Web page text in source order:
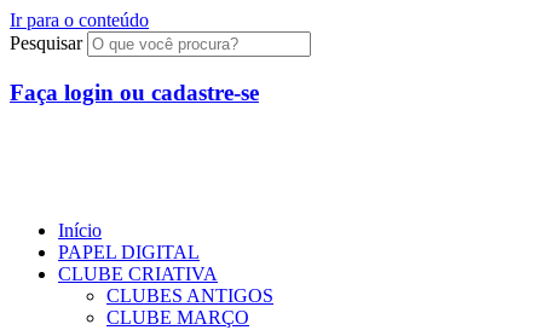
Ir para o conteúdo
Pesquisar
Faça login ou cadastre-se
Início
PAPEL DIGITAL
CLUBE CRIATIVA
CLUBES ANTIGOS
CLUBE MARÇO